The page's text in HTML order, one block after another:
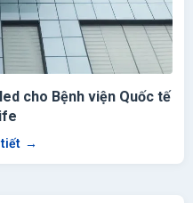
cho Bệnh viện Quốc tế
tiết →